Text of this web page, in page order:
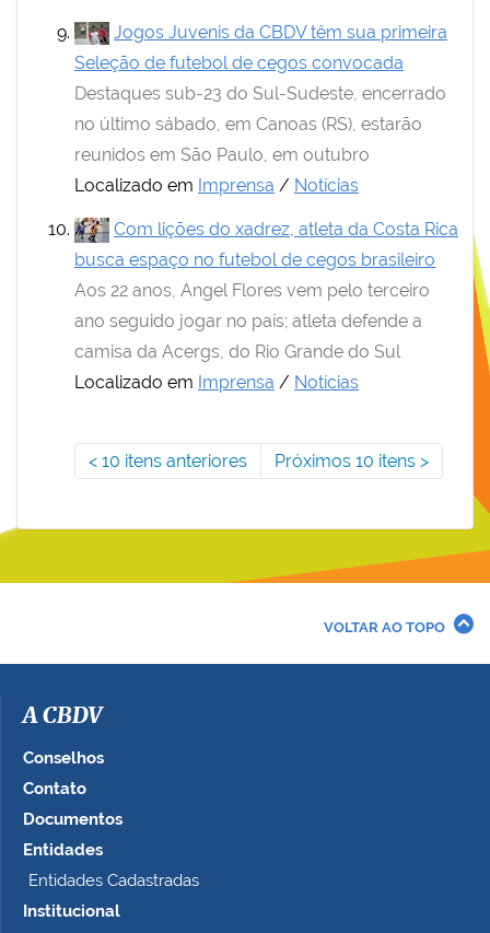
Jogos Juvenis da CBDV têm sua primeira
Seleção de futebol de cegos convocada
Destaques sub-23 do Sul-Sudeste, encerrado
no último sábado, em Canoas (RS), estarão
reunidos em São Paulo, em outubro
Localizado em Imprensa / Notícias
Com lições do xadrez, atleta da Costa Rica
busca espaço no futebol de cegos brasileiro
Aos 22 anos, Angel Flores vem pelo terceiro
ano seguido jogar no país; atleta defende a
camisa da Acergs, do Rio Grande do Sul
Localizado em Imprensa / Notícias
10 itens anteriores Próximos 10 itens
VOLTAR AO TOPO
A CBDV
Conselhos
Contato
Documentos
Entidades
Entidades Cadastradas
Institucional